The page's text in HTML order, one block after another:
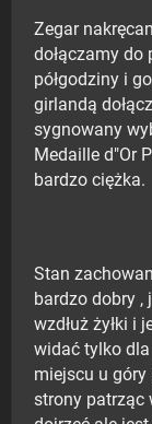
Zegar
dołączamy
półgodziny i
girlandą
sygnowany
Medaille d"Or
bardzo ciężka.
Stan
bardzo dobry ,
wzdłuż żyłki i
widać tylko
miejscu u
strony patrząc